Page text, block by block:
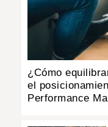
¿Cómo
el
Performance